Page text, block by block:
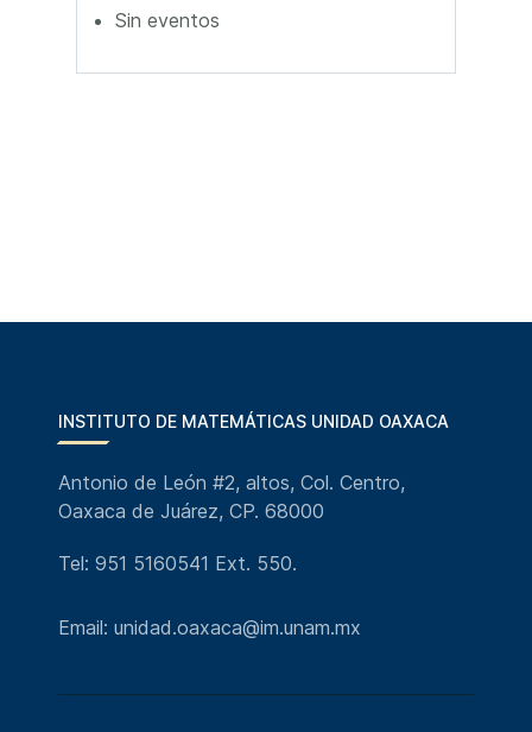
Sin eventos
INSTITUTO DE MATEMÁTICAS UNIDAD OAXACA
Antonio de León #2, altos, Col. Centro,
Oaxaca de Juárez, CP. 68000
Tel: 951 5160541 Ext. 550.
Email: unidad.oaxaca@im.unam.mx